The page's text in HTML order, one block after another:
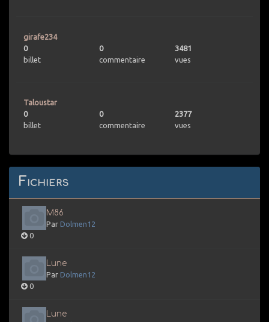
girafe234
0
billet
0
commentaire
3481
vues
Taloustar
0
billet
0
commentaire
2377
vues
Fichiers
M86
Par Dolmen12
0
Lune
Par Dolmen12
0
Lune